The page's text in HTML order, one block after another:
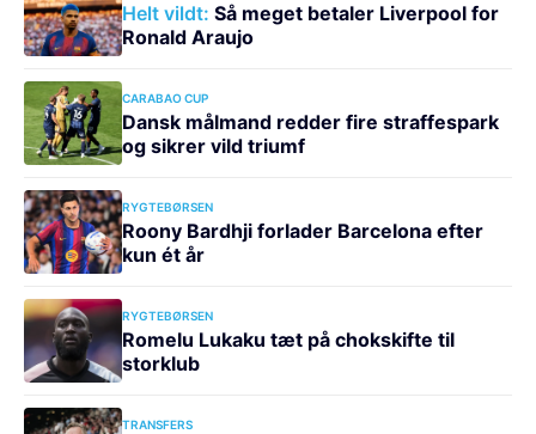
Helt vildt: Så meget betaler Liverpool for
Ronald Araujo
CARABAO CUP
Dansk målmand redder fire straffespark
og sikrer vild triumf
RYGTEBØRSEN
Roony Bardhji forlader Barcelona efter
kun ét år
RYGTEBØRSEN
Romelu Lukaku tæt på chokskifte til
storklub
TRANSFERS